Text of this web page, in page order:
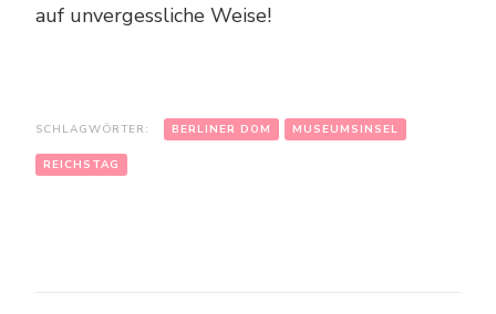
auf unvergessliche Weise!
SCHLAGWÖRTER: BERLINER DOM MUSEUMSINSEL
REICHSTAG